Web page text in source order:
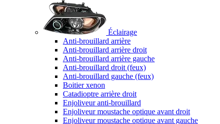
Éclairage
Anti-brouillard arrière
Anti-brouillard arrière droit
Anti-brouillard arrière gauche
Anti-brouillard droit (feux)
Anti-brouillard gauche (feux)
Boitier xenon
Catadioptre arrière droit
Enjoliveur anti-brouillard
Enjoliveur moustache optique avant droit
Enjoliveur moustache optique avant gauche